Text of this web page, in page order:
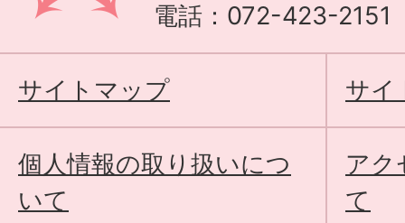
電話：072-423-2151
サイトマップ サイ
個人情報の取り扱いにつ
いて
アク
て